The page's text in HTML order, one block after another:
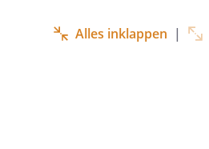
Alles inklappen |